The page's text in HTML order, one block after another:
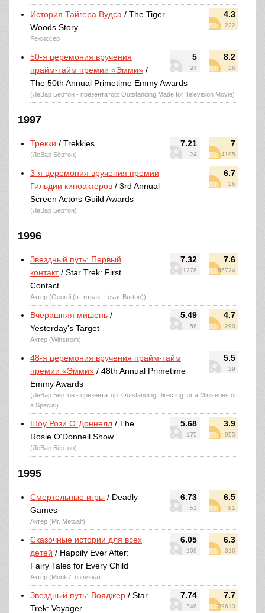
4.3
222
История Тайгера Вудса / The Tiger
Woods Story
Режиссер
5
24
8.2
26
50-я церемония вручения
прайм-тайм премии «Эмми» /
The 50th Annual Primetime Emmy Awards
(ЛеВар Бёртон - презентатор: Outstanding Made for Television Movie)
1997
7.21
24
7
4195
Трекки / Trekkies
(ЛеВар Бёртон)
6.7
26
3-я церемония вручения премии
Гильдии киноактеров / 3rd Annual
Screen Actors Guild Awards
(ЛеВар Бёртон)
1996
7.32
1278
7.6
86724
Звездный путь: Первый
контакт/ Star Trek: First
Contact
Актер (Geordi (в титрах: Levar Burton))
5.49
56
4.7
290
Вчерашняя мишень /
Yesterday's Target
Актер (Winstrom)
5.5
29
48-я церемония вручения прайм-тайм
премии «Эмми» / 48th Annual Primetime
Emmy Awards
(ЛеВар Бёртон - презентатор: Outstanding Directing for a Miniseries or
a Special)
5.68
175
3.9
955
Шоу Рози О`Доннелл / The
Rosie O'Donnell Show
(ЛеВар Бёртон)
1995
6.73
51
6.5
81
Смертельные игры / Deadly
Games
Актер (Mr. Metcalf)
6.05
108
6.3
316
Сказочные истории для всех
детей / Happily Ever After:
Fairy Tales for Every Child
Актер (Monk /, озвучка)
7.74
746
7.7
29613
Звездный путь: Вояджер / Star
Trek: Voyager